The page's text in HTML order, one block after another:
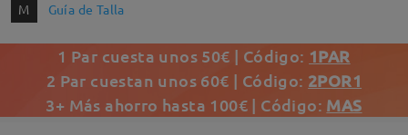
M Guía de Talla
1 Par cuesta unos 50€ | Código: 1PAR
2 Par cuestan unos 60€ | Código: 2POR1
3+ Más ahorro hasta 100€ | Código: MAS